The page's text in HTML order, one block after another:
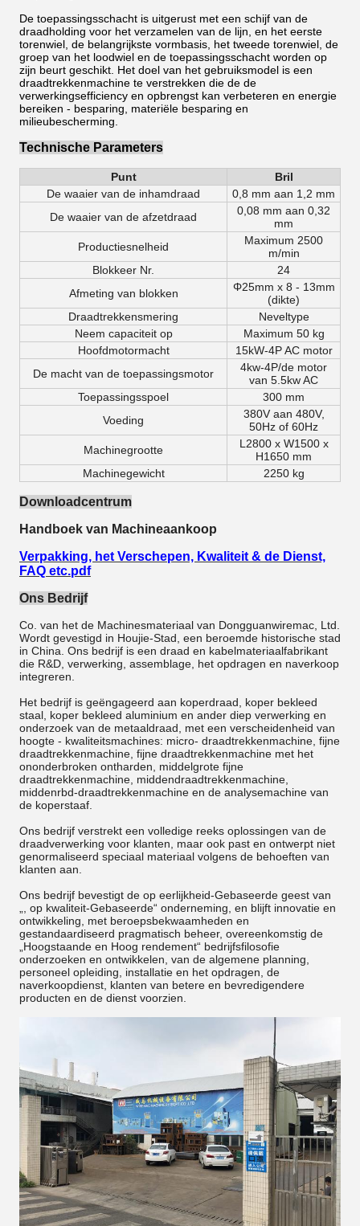
De toepassingsschacht is uitgerust met een schijf van de
draadholding voor het verzamelen van de lijn, en het eerste
torenwiel, de belangrijkste vormbasis, het tweede torenwiel, de
groep van het loodwiel en de toepassingsschacht worden op
zijn beurt geschikt. Het doel van het gebruiksmodel is een
draadtrekkenmachine te verstrekken die de de
verwerkingsefficiency en opbrengst kan verbeteren en energie
bereiken - besparing, materiële besparing en
milieubescherming.
Technische Parameters
Punt
Bril
De waaier van de inhamdraad
0,8 mm aan 1,2 mm
De waaier van de afzetdraad
0,08 mm aan 0,32
mm
Productiesnelheid
Maximum 2500
m/min
Blokkeer Nr.
24
Afmeting van blokken
Φ25mm x 8 - 13mm
(dikte)
Draadtrekkensmering
Neveltype
Neem capaciteit op
Maximum 50 kg
Hoofdmotormacht
15kW-4P AC motor
De macht van de toepassingsmotor
4kw-4P/de motor
van 5.5kw AC
Toepassingsspoel
300 mm
Voeding
380V aan 480V,
50Hz of 60Hz
Machinegrootte
L2800 x W1500x
H1650 mm
Machinegewicht
2250 kg
Downloadcentrum
Handboek van Machineaankoop
Verpakking, het Verschepen, Kwaliteit & de Dienst,
FAQ etc.pdf
Ons Bedrijf
Co. van het de Machinesmateriaal van Dongguanwiremac, Ltd.
Wordt gevestigd in Houjie-Stad, een beroemde historische stad
in China. Ons bedrijf is een draad en kabelmateriaalfabrikant
die R&D, verwerking, assemblage, het opdragen en naverkoop
integreren.
Het bedrijf is geëngageerd aan koperdraad, koper bekleed
staal, koper bekleed aluminium en ander diep verwerking en
onderzoek van de metaaldraad, met een verscheidenheid van
hoogte - kwaliteitsmachines: micro- draadtrekkenmachine, fijne
draadtrekkenmachine, fijne draadtrekkenmachine met het
ononderbroken ontharden, middelgrote fijne
draadtrekkenmachine, middendraadtrekkenmachine,
middenrbd-draadtrekkenmachine en de analysemachine van
de koperstaaf.
Ons bedrijf verstrekt een volledige reeks oplossingen van de
draadverwerking voor klanten, maar ook past en ontwerpt niet
genormaliseerd speciaal materiaal volgens de behoeften van
klanten aan.
Ons bedrijf bevestigt de op eerlijkheid-Gebaseerde geest van
„, op kwaliteit-Gebaseerde“ onderneming, en blijft innovatie en
ontwikkeling, met beroepsbekwaamheden en
gestandaardiseerd pragmatisch beheer, overeenkomstig de
„Hoogstaande en Hoog rendement“ bedrijfsfilosofie
onderzoeken en ontwikkelen, van de algemene planning,
personeel opleiding, installatie en het opdragen, de
naverkoopdienst, klanten van betere en bevredigendere
producten en de dienst voorzien.